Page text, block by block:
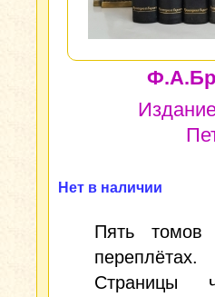
Нет в наличии
Пять томов
Страницы